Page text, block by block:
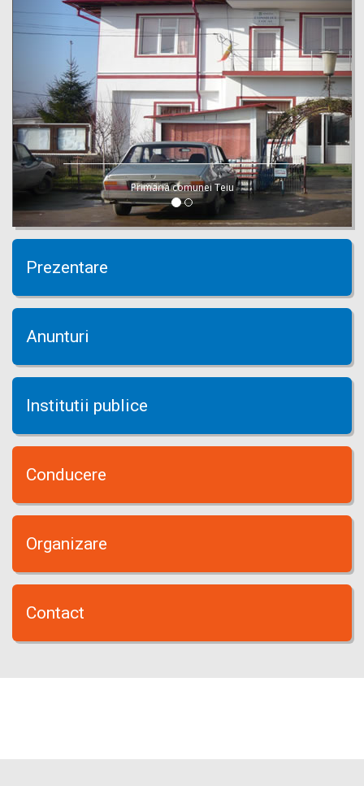
Primaria comunei Teiu
Prezentare
Anunturi
Institutii publice
Conducere
Organizare
Contact